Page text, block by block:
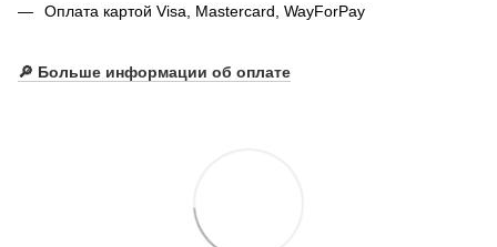
Оплата картой Visa, Mastercard, WayForPay
🔎 Больше информации об оплате